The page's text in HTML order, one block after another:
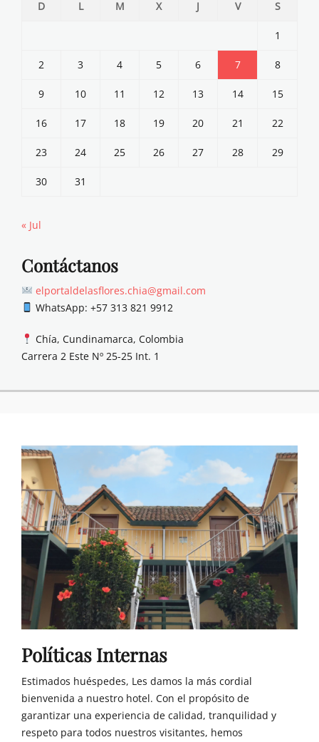
D L M X J V S
1
2 3 4 5 6 7 8
9 10 11 12 13 14 15
16 17 18 19 20 21 22
23 24 25 26 27 28 29
30 31
« Jul
Contáctanos
elportaldelasflores.chia@gmail.com
WhatsApp: +57 313 821 9912
Chía, Cundinamarca, Colombia
Carrera 2 Este Nº 25-25 Int. 1
Políticas Internas
Estimados huéspedes, Les damos la más cordial
bienvenida a nuestro hotel. Con el propósito de
garantizar una experiencia de calidad, tranquilidad y
respeto para todos nuestros visitantes, hemos